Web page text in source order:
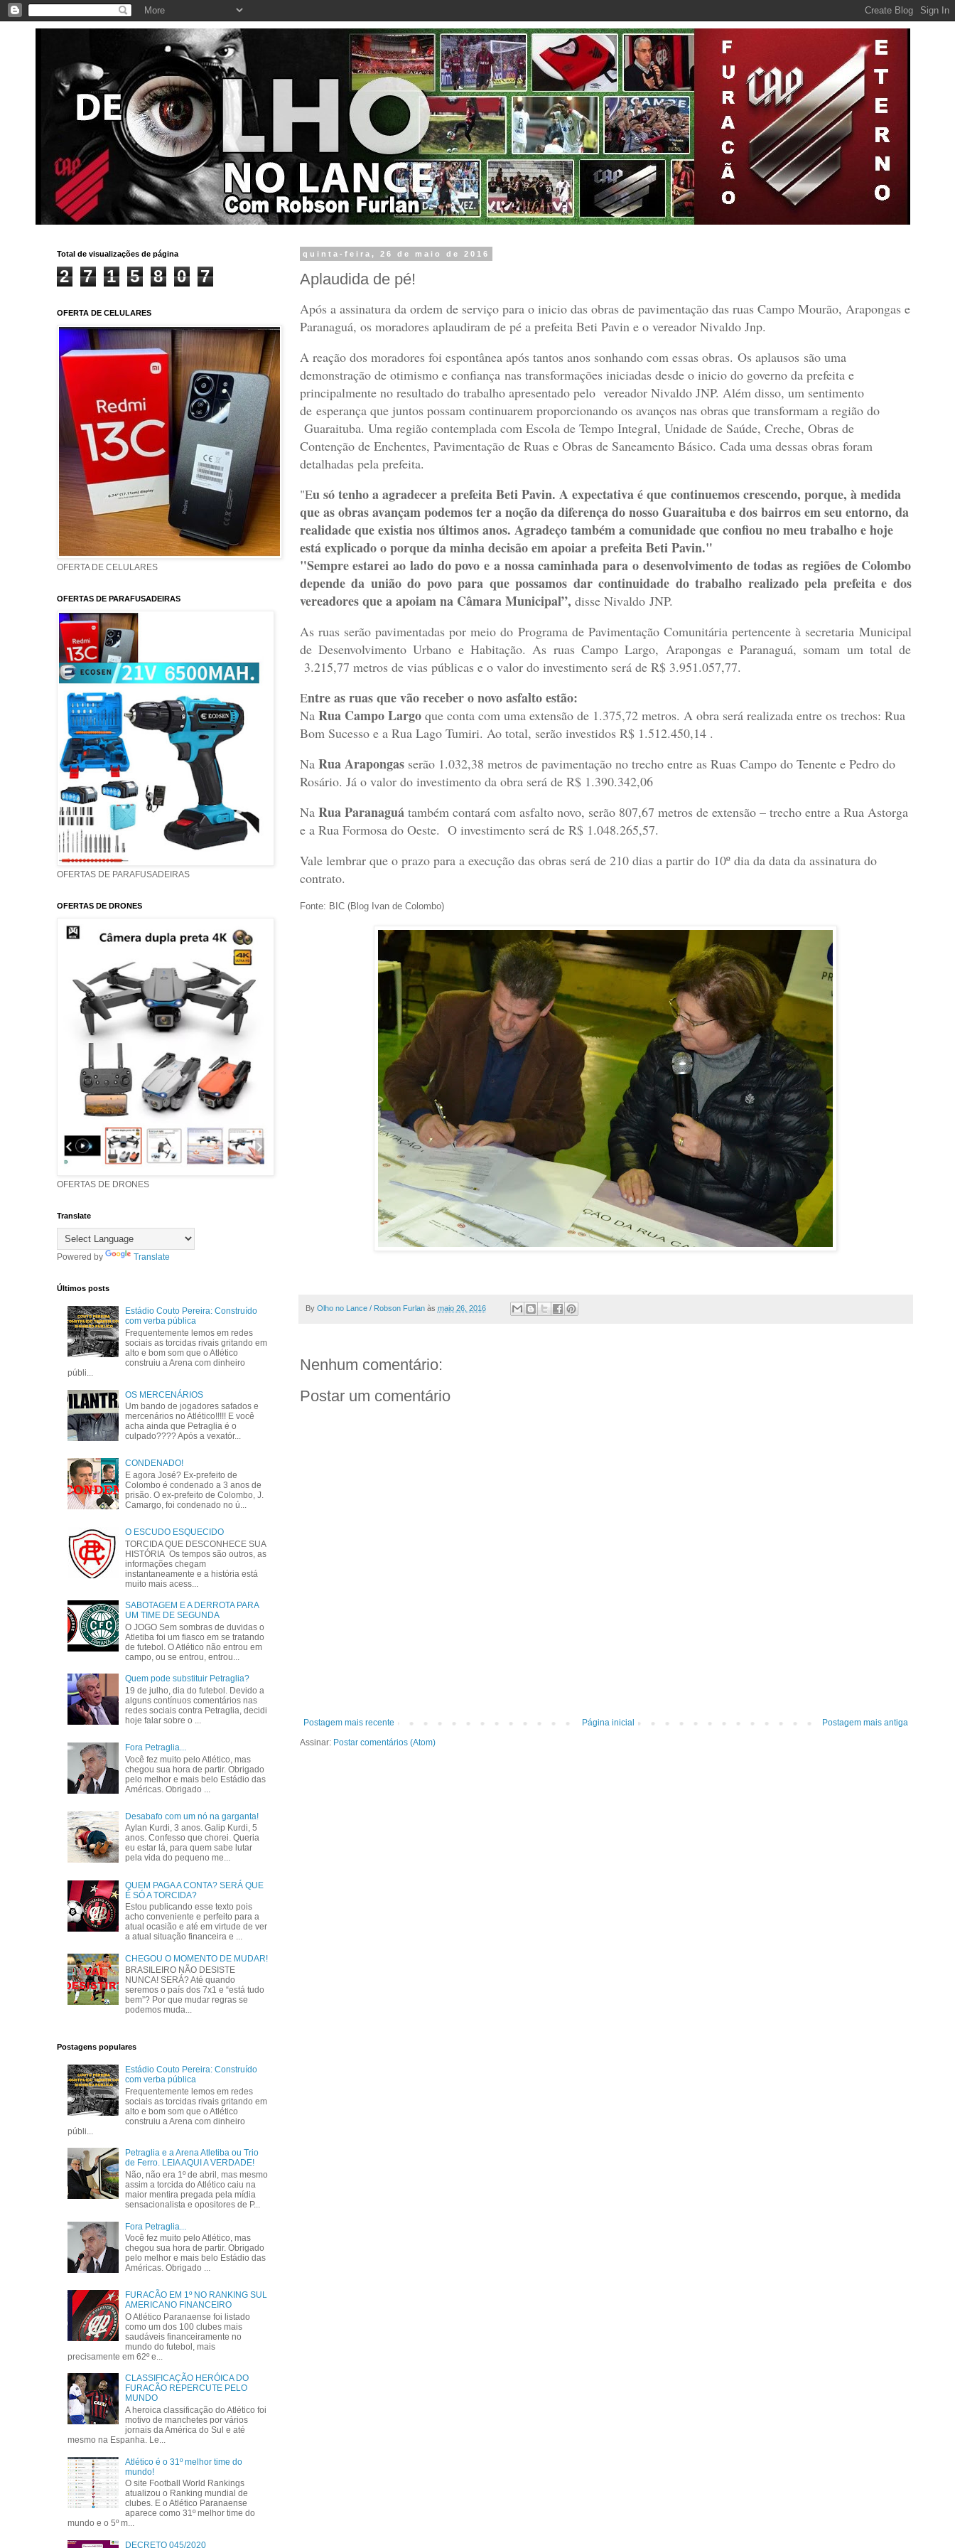
quinta-feira, 26 de maio de 2016
Aplaudida de pé!
Após a assinatura da ordem de serviço para o inicio das obras de pavimentação das ruas Campo Mourão, Arapongas e
Paranaguá, os moradores aplaudiram de pé a prefeita Beti Pavin e o vereador Nivaldo Jnp.
A reação dos moradores foi espontânea após tantos anos sonhando com essas obras. Os aplausos são uma
demonstração de otimismo e confiança nas transformações iniciadas desde o inicio do governo da prefeita e
principalmente no resultado do trabalho apresentado pelo vereador Nivaldo JNP. Além disso, um sentimento
de esperança que juntos possam continuarem proporcionando os avanços nas obras que transformam a região do
Guaraituba. Uma região contemplada com Escola de Tempo Integral, Unidade de Saúde, Creche, Obras de
Contenção de Enchentes, Pavimentação de Ruas e Obras de Saneamento Básico. Cada uma dessas obras foram
detalhadas pela prefeita.
"Eu só tenho a agradecer a prefeita Beti Pavin. A expectativa é que continuemos crescendo, porque, à medida
que as obras avançam podemos ter a noção da diferença do nosso Guaraituba e dos bairros em seu entorno, da
realidade que existia nos últimos anos. Agradeço também a comunidade que confiou no meu trabalho e hoje
está explicado o porque da minha decisão em apoiar a prefeita Beti Pavin."
"Sempre estarei ao lado do povo e a nossa caminhada para o desenvolvimento de todas as regiões de Colombo
depende da união do povo para que possamos dar continuidade do trabalho realizado pela prefeita e dos
vereadores que a apoiam na Câmara Municipal”, disse Nivaldo JNP.
As ruas serão pavimentadas por meio do Programa de Pavimentação Comunitária pertencente à secretaria Municipal
de Desenvolvimento Urbano e Habitação. As ruas Campo Largo, Arapongas e Paranaguá, somam um total de
3.215,77 metros de vias públicas e o valor do investimento será de R$ 3.951.057,77.
Entre as ruas que vão receber o novo asfalto estão:
Na Rua Campo Largoque conta com uma extensão de 1.375,72 metros. A obra será realizada entre os trechos: Rua
Bom Sucesso e a Rua Lago Tumiri. Ao total, serão investidos R$ 1.512.450,14 .
Na Rua Arapongasserão 1.032,38 metros de pavimentação no trecho entre as Ruas Campo do Tenente e Pedro do
Rosário. Já o valor do investimento da obra será de R$ 1.390.342,06
Na Rua Paranaguátambém contará com asfalto novo, serão 807,67 metros de extensão – trecho entre a Rua Astorga
e a Rua Formosa do Oeste. O investimento será de R$ 1.048.265,57.
Vale lembrar que o prazo para a execução das obras será de 210 dias a partir do 10º dia da data da assinatura do
contrato.
Fonte: BIC (Blog Ivan de Colombo)
By Olho no Lance / Robson Furlan às maio 26, 2016
Nenhum comentário:
Postar um comentário
Postagem mais recente Postagem mais antiga
Página inicial
Assinar: Postar comentários (Atom)
Total de visualizações de página
2 7 1 5 8 0 7
OFERTA DE CELULARES
OFERTA DE CELULARES
OFERTAS DE PARAFUSADEIRAS
OFERTAS DE PARAFUSADEIRAS
OFERTAS DE DRONES
OFERTAS DE DRONES
Translate
Powered by Translate
Últimos posts
Estádio Couto Pereira: Construído
com verba pública
Frequentemente lemos em redes
sociais as torcidas rivais gritando em
alto e bom som que o Atlético
construiu a Arena com dinheiro
públi...
OS MERCENÁRIOS
Um bando de jogadores safados e
mercenários no Atlético!!!!! E você
acha ainda que Petraglia é o
culpado???? Após a vexatór...
CONDENADO!
E agora José? Ex-prefeito de
Colombo é condenado a 3 anos de
prisão. O ex-prefeito de Colombo, J.
Camargo, foi condenado no ú...
O ESCUDO ESQUECIDO
TORCIDA QUE DESCONHECE SUA
HISTÓRIA Os tempos são outros, as
informações chegam
instantaneamente e a história está
muito mais acess...
SABOTAGEM E A DERROTA PARA
UM TIME DE SEGUNDA
O JOGO Sem sombras de duvidas o
Atletiba foi um fiasco em se tratando
de futebol. O Atlético não entrou em
campo, ou se entrou, entrou...
Quem pode substituir Petraglia?
19 de julho, dia do futebol. Devido a
alguns contínuos comentários nas
redes sociais contra Petraglia, decidi
hoje falar sobre o ...
Fora Petraglia...
Você fez muito pelo Atlético, mas
chegou sua hora de partir. Obrigado
pelo melhor e mais belo Estádio das
Américas. Obrigado ...
Desabafo com um nó na garganta!
Aylan Kurdi, 3 anos. Galip Kurdi, 5
anos. Confesso que chorei. Queria
eu estar lá, para quem sabe lutar
pela vida do pequeno me...
QUEM PAGA A CONTA? SERÁ QUE
É SÓ A TORCIDA?
Estou publicando esse texto pois
acho conveniente e perfeito para a
atual ocasião e até em virtude de ver
a atual situação financeira e ...
CHEGOU O MOMENTO DE MUDAR!
BRASILEIRO NÃO DESISTE
NUNCA! SERÁ? Até quando
seremos o país dos 7x1 e “está tudo
bem”? Por que mudar regras se
podemos muda...
Postagens populares
Estádio Couto Pereira: Construído
com verba pública
Frequentemente lemos em redes
sociais as torcidas rivais gritando em
alto e bom som que o Atlético
construiu a Arena com dinheiro
públi...
Petraglia e a Arena Atletiba ou Trio
de Ferro. LEIA AQUI A VERDADE!
Não, não era 1º de abril, mas mesmo
assim a torcida do Atlético caiu na
maior mentira pregada pela mídia
sensacionalista e opositores de P...
Fora Petraglia...
Você fez muito pelo Atlético, mas
chegou sua hora de partir. Obrigado
pelo melhor e mais belo Estádio das
Américas. Obrigado ...
FURACÃO EM 1º NO RANKING SUL
AMERICANO FINANCEIRO
O Atlético Paranaense foi listado
como um dos 100 clubes mais
saudáveis financeiramente no
mundo do futebol, mais
precisamente em 62º e...
CLASSIFICAÇÃO HERÓICA DO
FURACÃO REPERCUTE PELO
MUNDO
A heroica classificação do Atlético foi
motivo de manchetes por vários
jornais da América do Sul e até
mesmo na Espanha. Le...
Atlético é o 31º melhor time do
mundo!
O site Football World Rankings
atualizou o Ranking mundial de
clubes. E o Atlético Paranaense
aparece como 31º melhor time do
mundo e o 5º m...
DECRETO 045/2020